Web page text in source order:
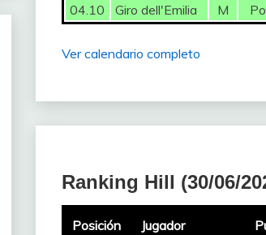
04.10 Giro dell'Emilia M
Ver calendario completo
Ranking Hill (30/06/
Posición Jugador